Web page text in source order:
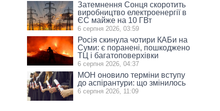
Затемнення Сонця скоротить
виробництво електроенергії в
ЄС майже на 10 ГВт
6 серпня 2026, 03:59
Росія скинула чотири КАБи на
Суми: є поранені, пошкоджено
ТЦ і багатоповерхівки
6 серпня 2026, 04:37
МОН оновило терміни вступу
до аспірантури: що змінилось
6 серпня 2026, 11:09